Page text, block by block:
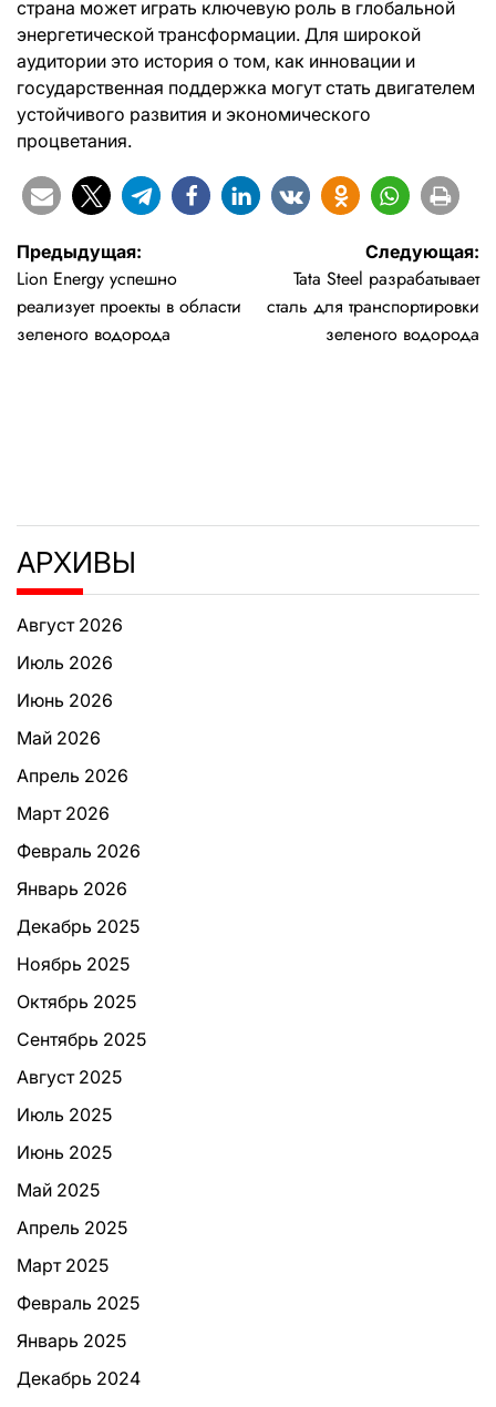
страна может играть ключевую роль в глобальной
энергетической трансформации. Для широкой
аудитории это история о том, как инновации и
государственная поддержка могут стать двигателем
устойчивого развития и экономического
процветания.
Навигация
по
записям
Предыдущая:
Lion Energy успешно
реализует проекты в области
зеленого водорода
Следующая:
Tata Steel разрабатывает
сталь для транспортировки
зеленого водорода
АРХИВЫ
Август 2026
Июль 2026
Июнь 2026
Май 2026
Апрель 2026
Март 2026
Февраль 2026
Январь 2026
Декабрь 2025
Ноябрь 2025
Октябрь 2025
Сентябрь 2025
Август 2025
Июль 2025
Июнь 2025
Май 2025
Апрель 2025
Март 2025
Февраль 2025
Январь 2025
Декабрь 2024